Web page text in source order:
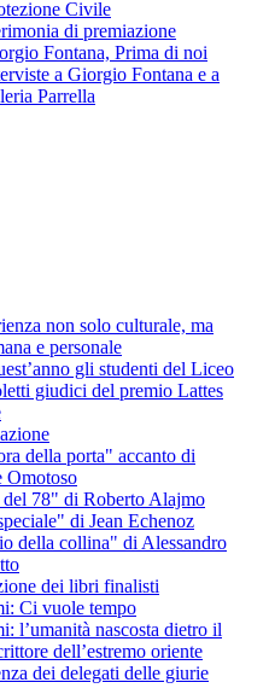
Civile
di premiazione
Fontana, Prima di noi
a Giorgio Fontana e a
Parrella
non solo culturale, ma
e personale
gli studenti del Liceo
giudici del premio Lattes
della porta" accanto di
Omotoso
del 78" di Roberto Alajmo
di Jean Echenoz
della collina" di Alessandro
dei libri finalisti
Ci vuole tempo
l’umanità nascosta dietro il
dell’estremo oriente
dei delegati delle giurie